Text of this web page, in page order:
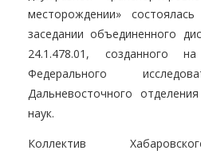
месторождении»
заседании объединенного
24.1.478.01, созданного
Федерального
Дальневосточного
наук.
Коллектив